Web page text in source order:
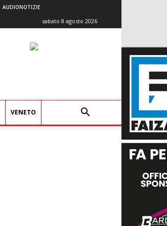
AUDIONOTIZIE
sabato 8 agosto 2026
VENETO